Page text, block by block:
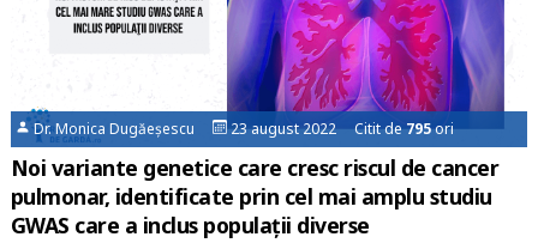
Dr. Monica Dugăeșescu 23 august 2022 Citit de795ori
Noi variante genetice care cresc riscul de cancer
pulmonar, identificate prin cel mai amplu studiu
GWAS care a inclus populații diverse